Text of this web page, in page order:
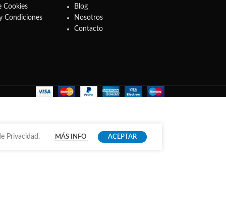
Cookies
Condiciones
Blog
Nosotros
Contacto
Privacidad. MÁS INFO ACEPTAR